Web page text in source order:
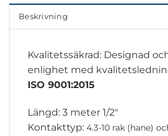
Beskrivning
Kvalitetssäkrad: Designad
enlighet med
ISO 9001:2015
Längd: 3 meter 1/2″
Kontakttyp: 4.3-10 rak (hane)